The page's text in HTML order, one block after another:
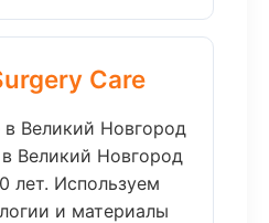
Care
в Великий Новгород
Великий Новгород
лет. Используем
и материалы